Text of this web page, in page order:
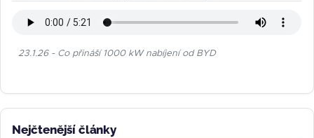
23.1.26 - Co přináší 1000 kW nabíjení od BYD
Nejčtenější články